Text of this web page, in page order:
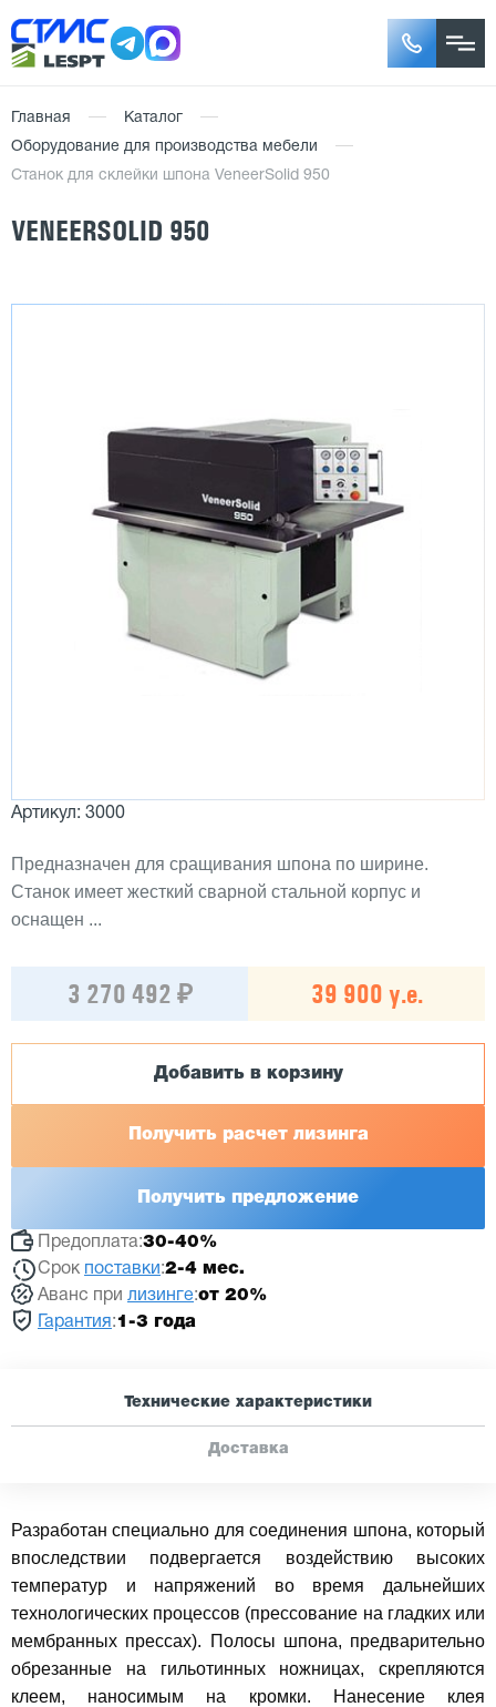
Главная
Каталог
Оборудование для производства мебели
Станок для склейки шпона VeneerSolid 950
VENEERSOLID 950
Артикул: 3000
Предназначен для сращивания шпона по ширине.
Станок имеет жесткий сварной стальной корпус и
оснащен ...
3 270 492 ₽ 39 900 у.е.
Добавить в корзину
Получить расчет лизинга
Получить предложение
Предоплата:30-40%
Срок поставки :2-4 мес.
Аванс при лизинге:от 20%
Гарантия :1-3 года
Технические характеристики
Доставка
Разработан специально для соединения шпона, который
впоследствии подвергается воздействию высоких
температур и напряжений во время дальнейших
технологических процессов (прессование на гладких или
мембранных прессах). Полосы шпона, предварительно
обрезанные на гильотинных ножницах, скрепляются
клеем, наносимым на кромки. Нанесение клея